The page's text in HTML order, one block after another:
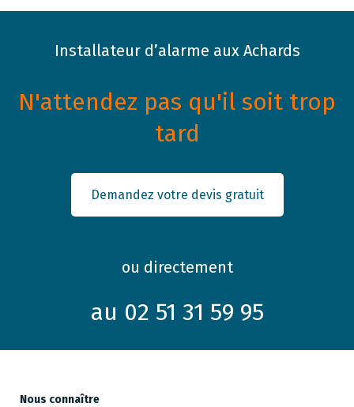
Installateur d’alarme aux Achards
N'attendez pas qu'il soit trop
tard
Demandez votre devis gratuit
ou directement
au 02 51 31 59 95
Nous connaître